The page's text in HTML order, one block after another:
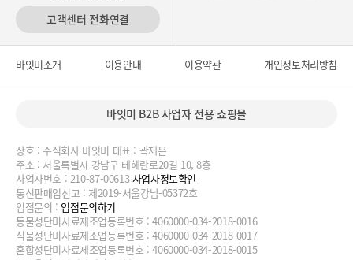
고객센터 전화연결
바잇미소개 이용안내 이용약관 개인정보처리방침
바잇미 B2B 사업자 전용 쇼핑몰
상호 : 주식회사 바잇미 대표 : 곽재은
주소 : 서울특별시 강남구 테헤란로20길 10, 8층
사업자번호 : 210-87-00613사업자정보확인
통신판매업신고 : 제2019-서울강남-05372호
입점문의 : 입점문의하기
동물성단미사료제조업등록번호 : 4060000-034-2018-0016
식물성단미사료제조업등록번호 : 4060000-034-2018-0017
혼합성단미사료제조업등록번호 : 4060000-034-2018-0015